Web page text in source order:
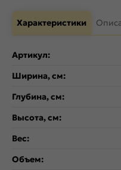
Характеристики
Артикул:
Ширина, см:
Глубина, см:
Высота, см:
Вес:
Объем: